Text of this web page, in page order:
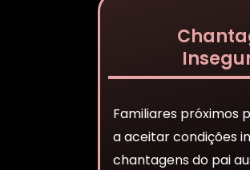
Familiares próximos
a aceitar condições
chantagens do pai